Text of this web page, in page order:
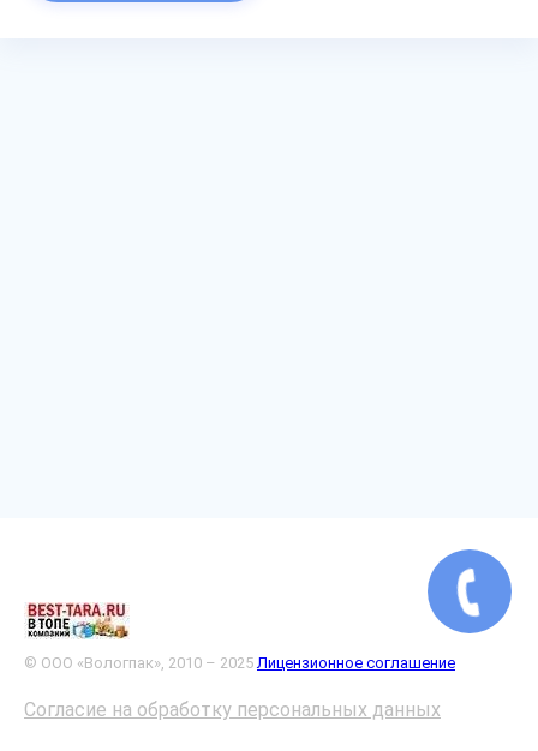
© ООО «Вологпак», 2010 – 2025 Лицензионное соглашение
Согласие на обработку персональных данных